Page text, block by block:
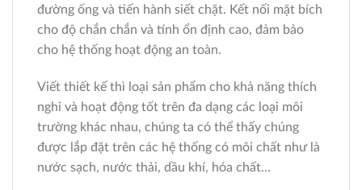
đường ống và tiến hành siết chặt. Kết nối mặt bích
cho độ chắn chắn và tính ổn định cao, đảm bảo
cho hệ thống hoạt động an toàn.
Viết thiết kế thì loại sản phẩm cho khả năng thích
nghi và hoạt động tốt trên đa dạng các loại môi
trường khác nhau, chúng ta có thể thấy chúng
được lắp đặt trên các hệ thống có môi chất như là
nước sạch, nước thải, dầu khí, hóa chất…